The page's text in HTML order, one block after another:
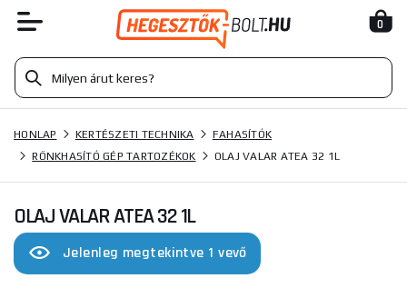
0
HONLAP KERTÉSZETI TECHNIKA
FAHASÍTÓK
RÖNKHASÍTÓ GÉP TARTOZÉKOK
OLAJ VALAR ATEA 32 1L
OLAJ VALAR ATEA 32 1L
Jelenleg megtekintve 1 vevő